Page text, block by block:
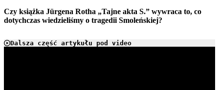
Czy książka Jürgena Rotha „Tajne akta S.” wywraca to, co
dotychczas wiedzieliśmy o tragedii Smoleńskiej?
Dalsza część artykułu pod video